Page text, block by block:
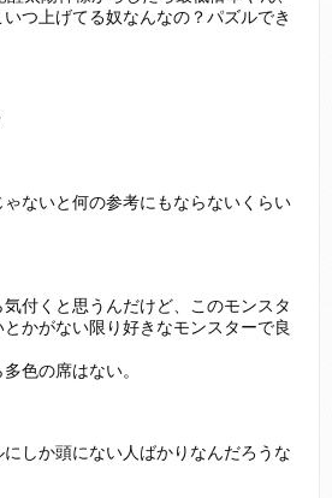
つ上げてる奴なんなの？パズルでき
ないと何の参考にもならないくらい
付くと思うんだけど、このモンスタ
かがない限り好きなモンスターで良
色の席はない。
しか頭にない人ばかりなんだろうな